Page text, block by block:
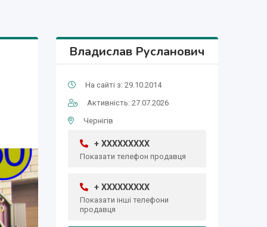
Владислав Русланович
На сайті з: 29.10.2014
Активність: 27.07.2026
Чернігів
+ XXXXXXXXX
Показати телефон продавця
+ XXXXXXXXX
Показати інші телефони
продавця